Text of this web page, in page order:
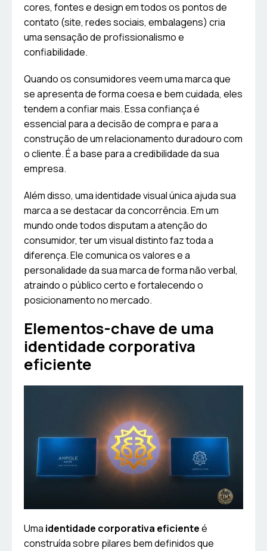
cores, fontes e design em todos os pontos de
contato (site, redes sociais, embalagens) cria
uma sensação de profissionalismo e
confiabilidade.
Quando os consumidores veem uma marca que
se apresenta de forma coesa e bem cuidada, eles
tendem a confiar mais. Essa confiança é
essencial para a decisão de compra e para a
construção de um relacionamento duradouro com
o cliente. É a base para a credibilidade da sua
empresa.
Além disso, uma identidade visual única ajuda sua
marca a se destacar da concorrência. Em um
mundo onde todos disputam a atenção do
consumidor, ter um visual distinto faz toda a
diferença. Ele comunica os valores e a
personalidade da sua marca de forma não verbal,
atraindo o público certo e fortalecendo o
posicionamento no mercado.
Elementos-chave de uma
identidade corporativa
eficiente
Uma identidade corporativa eficienteé
construída sobre pilares bem definidos que